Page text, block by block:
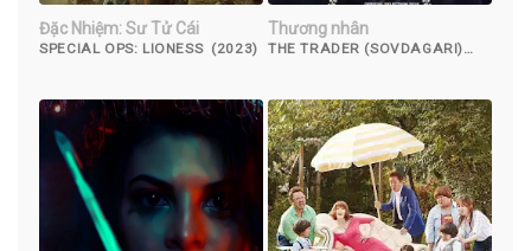
Đặc Nhiệm: Sư Tử Cái
SPECIAL OPS: LIONESS (2023)
Thương nhân
THE TRADER (SOVDAGARI)